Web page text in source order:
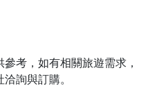
考，如有相關旅遊需求，
詢與訂購。